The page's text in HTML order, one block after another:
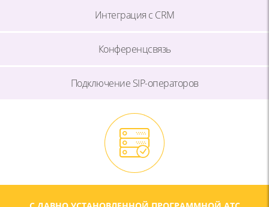
Интеграция с CRM
Конференцсвязь
Подключение SIP-операторов